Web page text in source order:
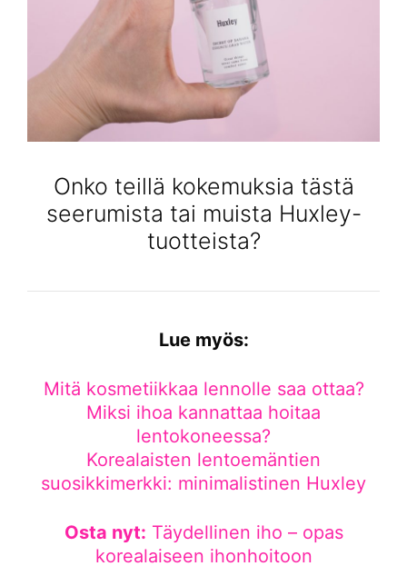
Onko teillä kokemuksia tästä
seerumista tai muista Huxley-
tuotteista?
Lue myös:
Mitä kosmetiikkaa lennolle saa ottaa?
Miksi ihoa kannattaa hoitaa
lentokoneessa?
Korealaisten lentoemäntien
suosikkimerkki: minimalistinen Huxley
Osta nyt: Täydellinen iho – opas
korealaiseen ihonhoitoon